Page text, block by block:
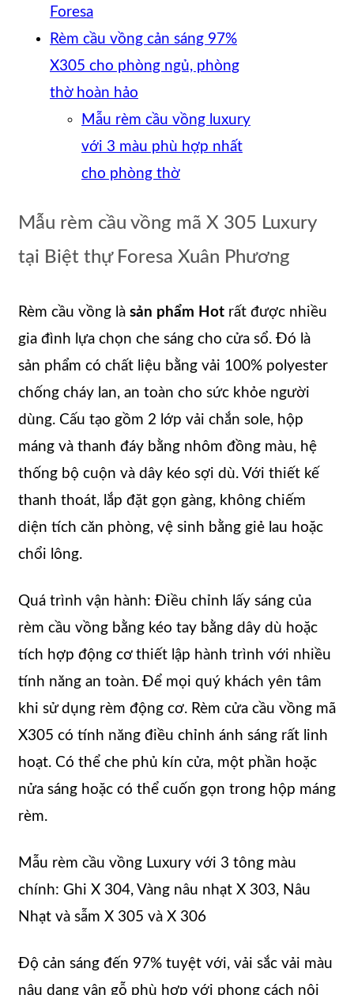
Foresa
Rèm cầu vồng cản sáng 97%
X305 cho phòng ngủ, phòng
thờ hoàn hảo
Mẫu rèm cầu vồng luxury
với 3 màu phù hợp nhất
cho phòng thờ
Mẫu rèm cầu vồng mã X 305 Luxury
tại Biệt thự Foresa Xuân Phương
Rèm cầu vồng là sản phẩm Hot rất được nhiều
gia đình lựa chọn che sáng cho cửa sổ. Đó là
sản phẩm có chất liệu bằng vải 100% polyester
chống cháy lan, an toàn cho sức khỏe người
dùng. Cấu tạo gồm 2 lớp vải chắn sole, hộp
máng và thanh đáy bằng nhôm đồng màu, hệ
thống bộ cuộn và dây kéo sợi dù. Với thiết kế
thanh thoát, lắp đặt gọn gàng, không chiếm
diện tích căn phòng, vệ sinh bằng giẻ lau hoặc
chổi lông.
Quá trình vận hành: Điều chỉnh lấy sáng của
rèm cầu vồng bằng kéo tay bằng dây dù hoặc
tích hợp động cơ thiết lập hành trình với nhiều
tính năng an toàn. Để mọi quý khách yên tâm
khi sử dụng rèm động cơ. Rèm cửa cầu vồng mã
X305 có tính năng điều chỉnh ánh sáng rất linh
hoạt. Có thể che phủ kín cửa, một phần hoặc
nửa sáng hoặc có thể cuốn gọn trong hộp máng
rèm.
Mẫu rèm cầu vồng Luxury với 3 tông màu
chính: Ghi X 304, Vàng nâu nhạt X 303, Nâu
Nhạt và sẫm X 305 và X 306
Độ cản sáng đến 97% tuyệt với, vải sắc vải màu
nâu dạng vân gỗ phù hợp với phong cách nội